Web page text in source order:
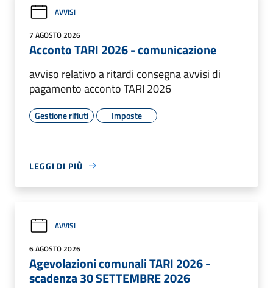
AVVISI
7 AGOSTO 2026
Acconto TARI 2026 - comunicazione
avviso relativo a ritardi consegna avvisi di
pagamento acconto TARI 2026
Gestione rifiuti Imposte
LEGGI DI PIÙ
AVVISI
6 AGOSTO 2026
Agevolazioni comunali TARI 2026 -
scadenza 30 SETTEMBRE 2026